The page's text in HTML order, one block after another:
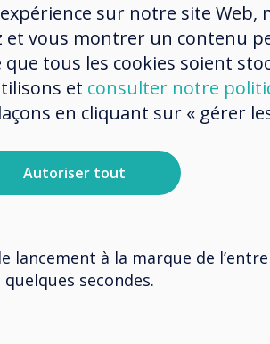
Clevertouch se trouve dans
et primée CleverLive. Des
font confiance à CleverLive qui
Technologies depuis
informatiques peuvent mettre à
le dernier firmware et
lancement à la marque de
secondes.
sur notre site Web,
vous montrer un contenu
tous les cookies soient
et consulter notre
en cliquant sur « gérer
Autoriser tout